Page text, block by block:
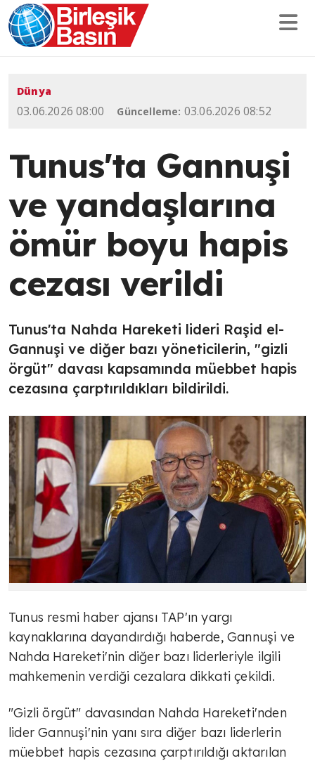
Dünya
03.06.2026 08:00 Güncelleme: 03.06.2026 08:52
Tunus'ta Gannuşi
ve yandaşlarına
ömür boyu hapis
cezası verildi
Tunus'ta Nahda Hareketi lideri Raşid el-
Gannuşi ve diğer bazı yöneticilerin, "gizli
örgüt" davası kapsamında müebbet hapis
cezasına çarptırıldıkları bildirildi.
Tunus resmi haber ajansı TAP'ın yargı
kaynaklarına dayandırdığı haberde, Gannuşi ve
Nahda Hareketi'nin diğer bazı liderleriyle ilgili
mahkemenin verdiği cezalara dikkati çekildi.
"Gizli örgüt" davasından Nahda Hareketi'nden
lider Gannuşi'nin yanı sıra diğer bazı liderlerin
müebbet hapis cezasına çarptırıldığı aktarılan